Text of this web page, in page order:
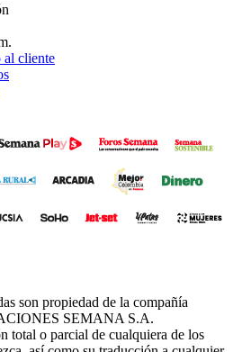
al cliente
son propiedad de la compañía
SEMANA S.A.
total o parcial de cualquiera de los